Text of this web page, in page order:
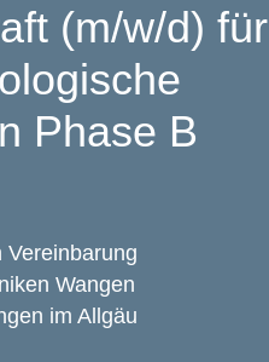
(m/w/d) für
Phase B
Vereinbarung
Wangen
im Allgäu